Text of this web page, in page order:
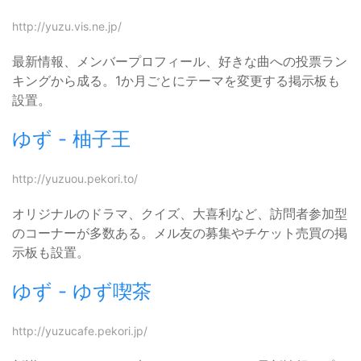
http://yuzu.vis.ne.jp/
最新情報、メンバープロフィール、好きな曲への投票ラン
キングから成る。1か月ごとにテーマを変更する掲示板も
設置。
ゆず - 柚子王
http://yuzuou.pekori.to/
オリジナルのドラマ、クイズ、大喜利など、訪問者参加型
のコーナーが多数ある。メル友の募集やチケット売買の掲
示板も設置。
ゆず - ゆず喫茶
http://yuzucafe.pekori.jp/